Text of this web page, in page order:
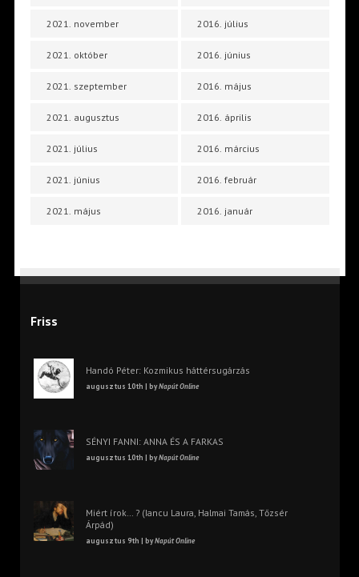
2021. november
2021. október
2021. szeptember
2021. augusztus
2021. július
2021. június
2021. május
2016. július
2016. június
2016. május
2016. április
2016. március
2016. február
2016. január
Friss
Handó Péter: Kozmikus háttérsugárzás
augusztus 10th | byNapút Online
SÉNYI FANNI: ANNA ÉS A FARKAS
augusztus 10th | byNapút Online
Miért írok… ? (Iancu Laura, Halmai Tamás, Tőzsér
Árpád)
augusztus 9th | byNapút Online